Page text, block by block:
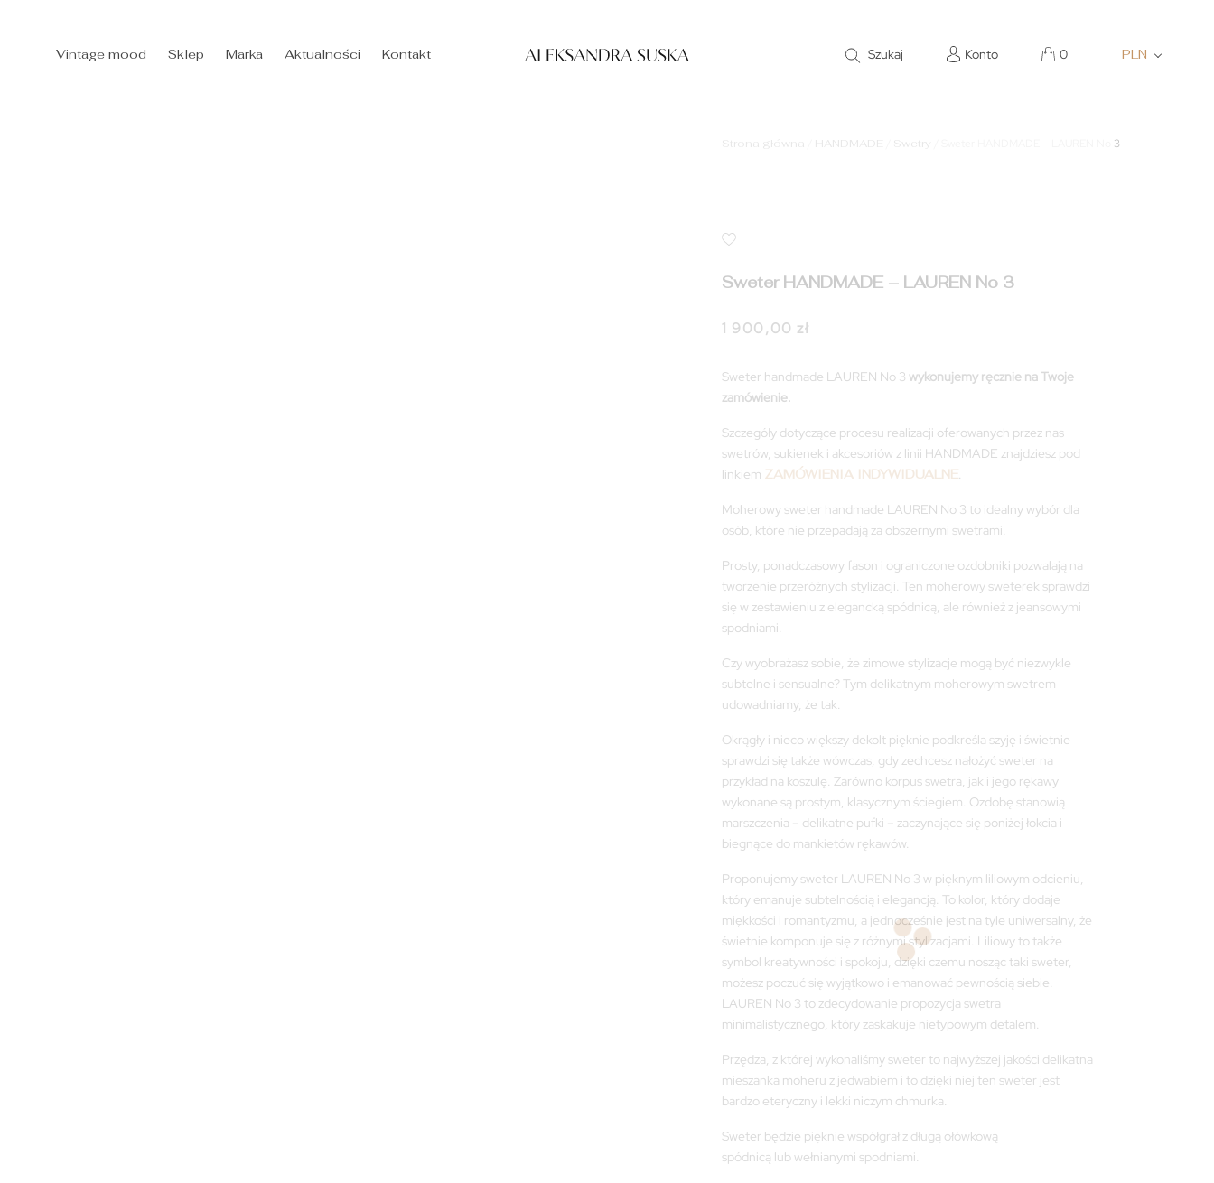
Vintage mood Sklep Marka Aktualności Kontakt Szukaj Konto 0 PLN
Strona główna HANDMADE Swetry / Sweter HANDMADE – LAUREN No 3
Sweter HANDMADE – LAUREN No 3
1 900,00 zł
Sweter handmade LAUREN No 3 wykonujemy ręcznie na Twoje
zamówienie.
Szczegóły dotyczące procesu realizacji oferowanych przez nas
swetrów, sukienek i akcesoriów z linii HANDMADE znajdziesz pod
linkiem ZAMÓWIENIA INDYWIDUALNE.
Moherowy sweter handmade LAUREN No 3 to idealny wybór dla
osób, które nie przepadają za obszernymi swetrami.
Prosty, ponadczasowy fason i ograniczone ozdobniki pozwalają na
tworzenie przeróżnych stylizacji. Ten moherowy sweterek sprawdzi
się w zestawieniu z elegancką spódnicą, ale również z jeansowymi
spodniami.
Czy wyobrażasz sobie, że zimowe stylizacje mogą być niezwykle
subtelne i sensualne? Tym delikatnym moherowym swetrem
udowadniamy, że tak.
Okrągły i nieco większy dekolt pięknie podkreśla szyję i świetnie
sprawdzi się także wówczas, gdy zechcesz nałożyć sweter na
przykład na koszulę. Zarówno korpus swetra, jak i jego rękawy
wykonane są prostym, klasycznym ściegiem. Ozdobę stanowią
marszczenia – delikatne pufki – zaczynające się poniżej łokcia i
biegnące do mankietów rękawów.
Proponujemy sweter LAUREN No 3 w pięknym liliowym odcieniu,
który emanuje subtelnością i elegancją. To kolor, który dodaje
miękkości i romantyzmu, a jednocześnie jest na tyle uniwersalny, że
świetnie komponuje się z różnymi stylizacjami. Liliowy to także
symbol kreatywności i spokoju, dzięki czemu nosząc taki sweter,
możesz poczuć się wyjątkowo i emanować pewnością siebie.
LAUREN No 3 to zdecydowanie propozycja swetra
minimalistycznego, który zaskakuje nietypowym detalem.
Przędza, z której wykonaliśmy sweter to najwyższej jakości delikatna
mieszanka moheru z jedwabiem i to dzięki niej ten sweter jest
bardzo eteryczny i lekki niczym chmurka.
Sweter będzie pięknie współgrał z długą ołówkową
spódnicą lub wełnianymi spodniami.